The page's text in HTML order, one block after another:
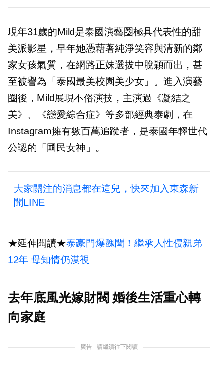
現年31歲的Mild是泰國演藝圈極具代表性的甜
美派影星，早年她憑藉著純淨笑容與清新的鄰
家女孩氣質，在網路正妹選拔中脫穎而出，甚
至被譽為「泰國最美校園美少女」。進入演藝
圈後，Mild展現不俗演技，主演過《凝結之
美》、《戀愛綜合症》等多部經典泰劇，在
Instagram擁有數百萬追蹤者，是泰國年輕世代
公認的「國民女神」。
大家關注的消息都在這兒，快來加入東森新
聞LINE
★延伸閱讀★泰豪門爆醜聞！繼承人性侵親弟
12年 母知情仍漠視
去年底風光嫁財閥 婚後生活重心轉
向家庭
廣告 - 請繼續往下閱讀